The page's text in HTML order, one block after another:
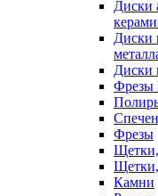
Диски
Диски
Диски
Фрезы
Фрезы
Щетки,
Камни